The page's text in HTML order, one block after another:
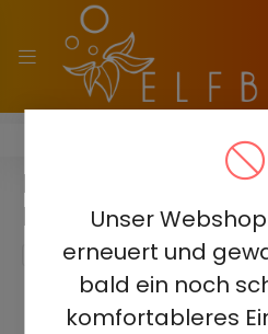
Unser
erneuert und
bald ein noch
komfortableres
ELF BAR
ELF BAR BC3000 -
ICE 5% -